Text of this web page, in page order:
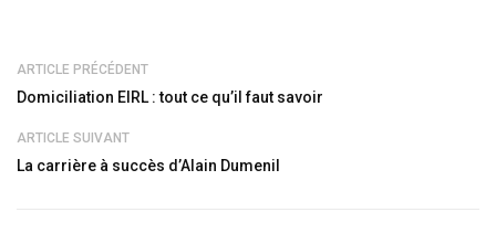
ARTICLE PRÉCÉDENT
Domiciliation EIRL : tout ce qu’il faut savoir
ARTICLE SUIVANT
La carrière à succès d’Alain Dumenil